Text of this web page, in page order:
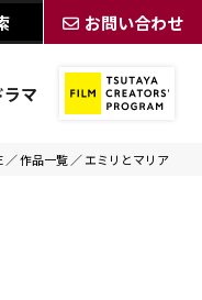
お問い合わせ
マ
／作品一覧 ／エミリとマリア